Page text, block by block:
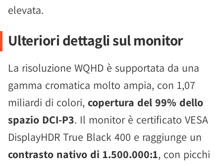
elevata.
Ulteriori dettagli sul monitor
La risoluzione WQHD è supportata da una
gamma cromatica molto ampia, con 1,07
miliardi di colori, copertura del 99% dello
spazio DCI-P3. Il monitor è certificato VESA
DisplayHDR True Black 400 e raggiunge un
contrasto nativo di 1.500.000:1, con picchi